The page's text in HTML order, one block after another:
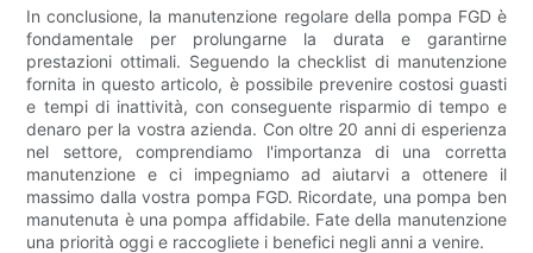
In conclusione, la manutenzione regolare della pompa FGD è
fondamentale per prolungarne la durata e garantirne
prestazioni ottimali. Seguendo la checklist di manutenzione
fornita in questo articolo, è possibile prevenire costosi guasti
e tempi di inattività, con conseguente risparmio di tempo e
denaro per la vostra azienda. Con oltre 20 anni di esperienza
nel settore, comprendiamo l'importanza di una corretta
manutenzione e ci impegniamo ad aiutarvi a ottenere il
massimo dalla vostra pompa FGD. Ricordate, una pompa ben
manutenuta è una pompa affidabile. Fate della manutenzione
una priorità oggi e raccogliete i benefici negli anni a venire.